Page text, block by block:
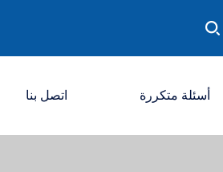
اتصل بنا أسئلة متكررة